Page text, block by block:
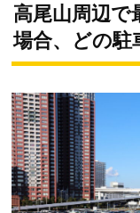
高尾山周辺で
場合、どの駐